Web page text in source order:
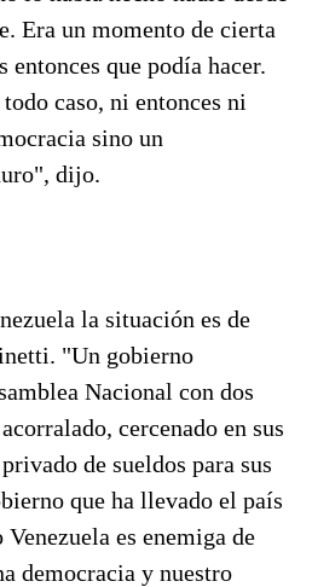
Era un momento de cierta
entonces que podía hacer.
caso, ni entonces ni
sino un
dijo.
la situación es de
"Un gobierno
Nacional con dos
cercenado en sus
de sueldos para sus
que ha llevado el país
es enemiga de
democracia y nuestro